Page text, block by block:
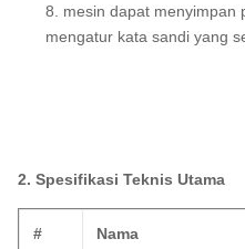
mesin dapat menyimpan
mengatur kata sandi yang
2. Spesifikasi Teknis Utama
# Nama